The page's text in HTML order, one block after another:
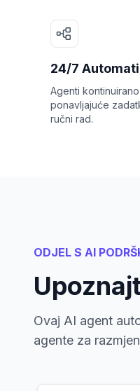
24/7
Agenti
ponavljajuće
ručni rad.
ODJEL S AI
Ovaj AI agent
agente za